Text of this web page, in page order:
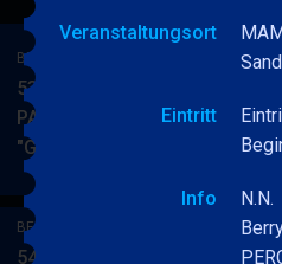
BERRY BLUE & BAND
53. JAZZ Matinee in den
PARKSIDE STUDIOS
"Gypsy Jazz"
&
BERRY BLUE & BAND
54. JAZZ Matinee in den
Veranstaltungsort
Eintritt
Info
N.N.